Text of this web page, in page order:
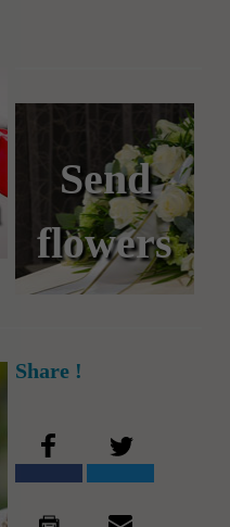
Send
flowers
Share !